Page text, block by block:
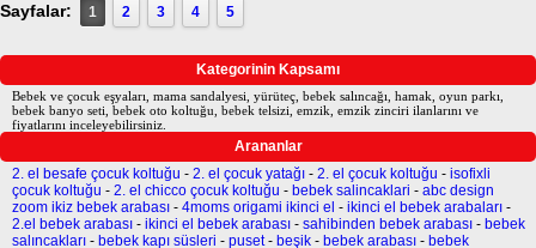
Sayfalar: 1 2 3 4 5
Kategorinin Kapsamı
Bebek ve çocuk eşyaları, mama sandalyesi, yürüteç, bebek salıncağı, hamak, oyun parkı,
bebek banyo seti, bebek oto koltuğu, bebek telsizi, emzik, emzik zinciri ilanlarını ve
fiyatlarını inceleyebilirsiniz.
Arananlar
2. el besafe çocuk koltuğu - 2. el çocuk yatağı - 2. el çocuk koltuğu - isofixli
çocuk koltuğu - 2. el chicco çocuk koltuğu - bebek salincaklari - abc design
zoom ikiz bebek arabası - 4moms origami ikinci el - ikinci el bebek arabaları -
2.el bebek arabası - ikinci el bebek arabası - sahibinden bebek arabası - bebek
salıncakları - bebek kapı süsleri - puset- beşik - bebek arabası - bebek